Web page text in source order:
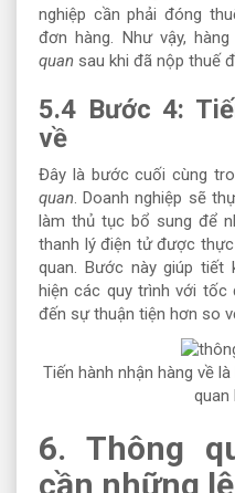
nghiệp cần phải đóng
đơn hàng. Như vậy,
quan sau khi đã nộp thuế
5.4 Bước 4:
về
Đây là bước cuối cùng
quan. Doanh nghiệp sẽ
làm thủ tục bổ sung để
thanh lý điện tử được
quan. Bước này giúp tiết
hiện các quy trình với tốc
đến sự thuận tiện hơn so
Tiến hành nhận hàng về
quan
6. Thông
cần những